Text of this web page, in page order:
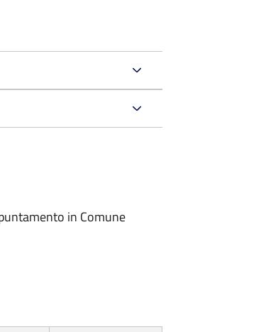
in Comune